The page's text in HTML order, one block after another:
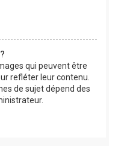
qui peuvent être
refléter leur contenu.
de sujet dépend des